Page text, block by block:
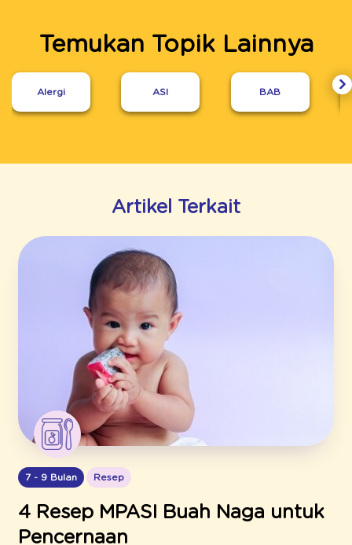
Temukan Topik Lainnya
Alergi ASI BAB
Artikel Terkait
7 - 9 Bulan Resep
4 Resep MPASI Buah Naga untuk
Pencernaan